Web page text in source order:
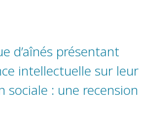
d’aînés présentant
intellectuelle sur leur
sociale : une recension